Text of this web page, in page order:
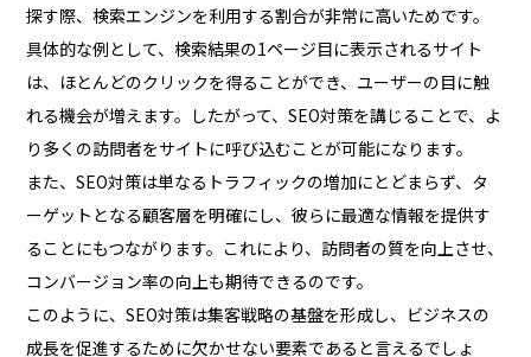
探す際、検索エンジンを利用する割合が非常に高いためです。
具体的な例として、検索結果の1ページ目に表示されるサイト
は、ほとんどのクリックを得ることができ、ユーザーの目に触
れる機会が増えます。したがって、SEO対策を講じることで、よ
り多くの訪問者をサイトに呼び込むことが可能になります。
また、SEO対策は単なるトラフィックの増加にとどまらず、タ
ーゲットとなる顧客層を明確にし、彼らに最適な情報を提供す
ることにもつながります。これにより、訪問者の質を向上させ、
コンバージョン率の向上も期待できるのです。
このように、SEO対策は集客戦略の基盤を形成し、ビジネスの
成長を促進するために欠かせない要素であると言えるでしょ